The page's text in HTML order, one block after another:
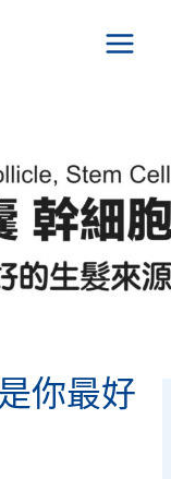
你最好